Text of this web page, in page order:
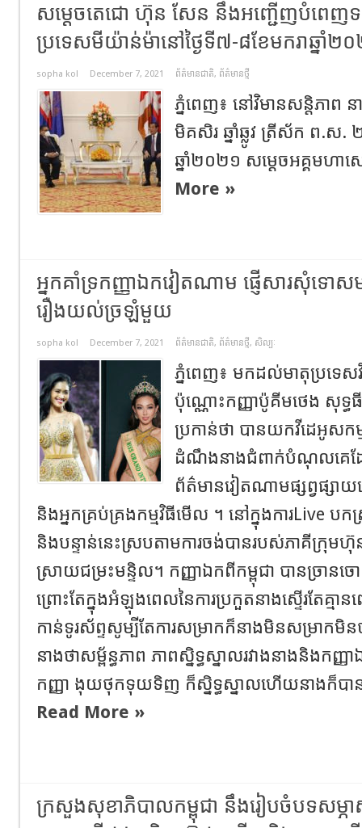
សម្ដេចតេជោ ហ៊ុន សែន នឹងអញ្ជើញបំពេញ
ប្រទេសមីយ៉ាន់ម៉ានៅថ្ងៃទី៧-៨ខែមករាឆ្នាំ២
sopha kol December 7, 2021 ព័ត៌មានជាតិ, ព័ត៌មានថ្មី
ភ្នំពេញ៖ នៅវិមានសន្តិភាព នា
មិគសិរ ឆ្នាំឆ្លូវ ត្រីស័ក ព.ស.
ឆ្នាំ២០២១ សម្ដេចអគ្គមហា
More »
អ្នកគាំទ្រកញ្ញាឯកវៀតណាម ផ្ញើសារសុំទោស
រឿងយល់ច្រឡំមួយ
sopha kol December 7, 2021 ព័ត៌មានជាតិ, ព័ត៌មានថ្មី, សិល្បៈ
ភ្នំពេញ៖ មកដល់មាតុប្រទេស
ប៉ុណ្ណោះកញ្ញាប៉ូគីមថេង សុទ្ធ
ប្រកាន់ថា បានយកវីដេអូសក
ដំណឹងនាងជំពាក់បំណុលគេដែ
ព័ត៌មានវៀតណាមផ្សព្វផ្សាយ
និងអ្នកគ្រប់គ្រងកម្មវិធីមើល ។ នៅក្នុងការLive ប
និងបន្ទាន់នេះស្របតាមការចង់បានរបស់ភាគីក្រុមហ៊ុ
ស្រាយជម្រះមន្ទិល។ កញ្ញាឯកពីកម្ពុជា បានច្រានច
ព្រោះតែក្នុងអំឡុងពេលនៃការប្រកួតនាងស្ទើរតែគ្មា
កាន់ទូរស័ព្ទសូម្បីតែការសម្រាកក៏នាងមិនសម្រាកមិ
នាងថាសម្ព័ន្ធភាព ភាពស្និទ្ធស្នាលរវាងនាងនិងកញ្
កញ្ញា ងុយថុកទុយទិញ ក៏ស្និទ្ធស្នាលហើយនាងក៏បា
Read More »
ក្រសួងសុខាភិបាលកម្ពុជា​ នឹងរៀបចំបទសម្ភា